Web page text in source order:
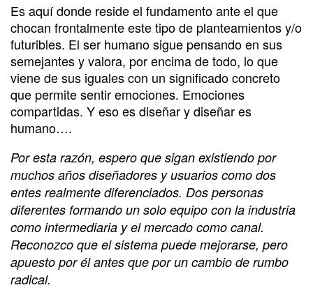
Es aquí donde reside el fundamento ante el que
chocan frontalmente este tipo de planteamientos y/o
futuribles. El ser humano sigue pensando en sus
semejantes y valora, por encima de todo, lo que
viene de sus iguales con un significado concreto
que permite sentir emociones. Emociones
compartidas. Y eso es diseñar y diseñar es
humano….
Por esta razón, espero que sigan existiendo por
muchos años diseñadores y usuarios como dos
entes realmente diferenciados. Dos personas
diferentes formando un solo equipo con la industria
como intermediaria y el mercado como canal.
Reconozco que el sistema puede mejorarse, pero
apuesto por él antes que por un cambio de rumbo
radical.